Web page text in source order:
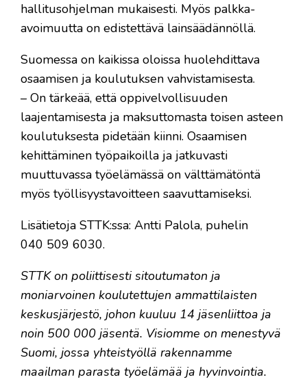
hallitusohjelman mukaisesti. Myös palkka-
avoimuutta on edistettävä lainsäädännöllä.
Suomessa on kaikissa oloissa huolehdittava
osaamisen ja koulutuksen vahvistamisesta.
– On tärkeää, että oppivelvollisuuden
laajentamisesta ja maksuttomasta toisen asteen
koulutuksesta pidetään kiinni. Osaamisen
kehittäminen työpaikoilla ja jatkuvasti
muuttuvassa työelämässä on välttämätöntä
myös työllisyystavoitteen saavuttamiseksi.
Lisätietoja STTK:ssa: Antti Palola, puhelin
040 509 6030.
STTK on poliittisesti sitoutumaton ja
moniarvoinen koulutettujen ammattilaisten
keskusjärjestö, johon kuuluu 14 jäsenliittoa ja
noin 500 000 jäsentä. Visiomme on menestyvä
Suomi, jossa yhteistyöllä rakennamme
maailman parasta työelämää ja hyvinvointia.